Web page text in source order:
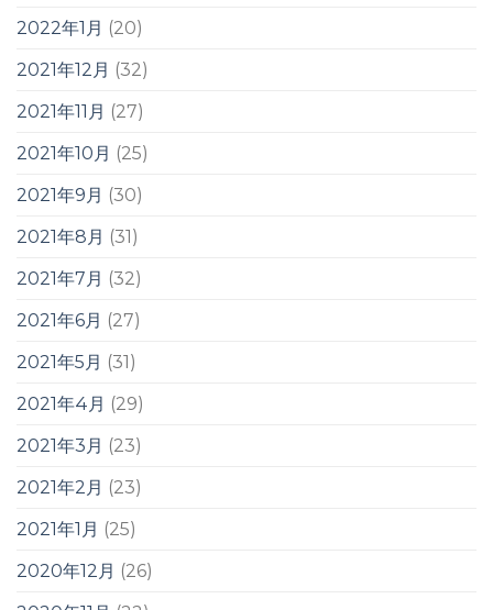
2022年1月 (20)
2021年12月 (32)
2021年11月 (27)
2021年10月 (25)
2021年9月 (30)
2021年8月 (31)
2021年7月 (32)
2021年6月 (27)
2021年5月 (31)
2021年4月 (29)
2021年3月 (23)
2021年2月 (23)
2021年1月 (25)
2020年12月 (26)